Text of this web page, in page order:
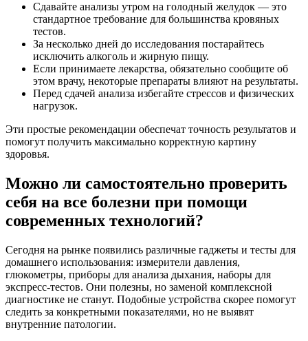
Сдавайте анализы утром на голодный желудок — это
стандартное требование для большинства кровяных
тестов.
За несколько дней до исследования постарайтесь
исключить алкоголь и жирную пищу.
Если принимаете лекарства, обязательно сообщите об
этом врачу, некоторые препараты влияют на результаты.
Перед сдачей анализа избегайте стрессов и физических
нагрузок.
Эти простые рекомендации обеспечат точность результатов и
помогут получить максимально корректную картину
здоровья.
Можно ли самостоятельно проверить
себя на все болезни при помощи
современных технологий?
Сегодня на рынке появились различные гаджеты и тесты для
домашнего использования: измерители давления,
глюкометры, приборы для анализа дыхания, наборы для
экспресс-тестов. Они полезны, но заменой комплексной
диагностике не станут. Подобные устройства скорее помогут
следить за конкретными показателями, но не выявят
внутренние патологии.